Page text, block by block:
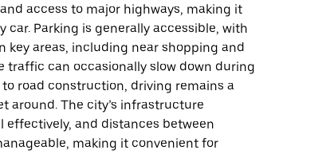
access to major highways, making it
car. Parking is generally accessible, with
key areas, including near shopping and
traffic can occasionally slow down during
to road construction, driving remains a
around. The city’s infrastructure
effectively, and distances between
making it convenient for